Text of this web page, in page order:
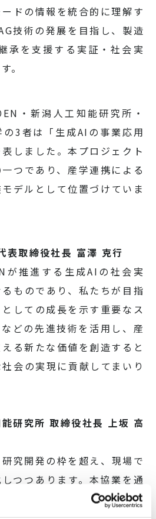
ドの情報を統合的に理解す
技術の発展を目指し、製造
承を支援する実証・社会実
。
・新潟人工知能研究所・
3者は「生成AIの事業応用
しました。本プロジェクト
つであり、産学連携による
デルとして位置づけていま
表取締役社長 富澤 克行
が推進する生成AIの社会実
ものであり、私たちが目指
しての成長を示す重要なス
どの先進技術を活用し、産
る新たな価値を創造すると
会の実現に貢献してまいり
研究所 取締役社長 上坂 高
究開発の枠を超え、現場で
つつあります。本協業を通
てきた技術を実証から実装へ